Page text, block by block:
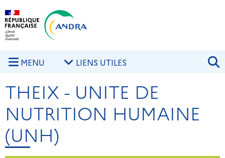
Aller au contenu principal
MENU LIENS UTILES
THEIX - UNITE DE
NUTRITION HUMAINE
(UNH)